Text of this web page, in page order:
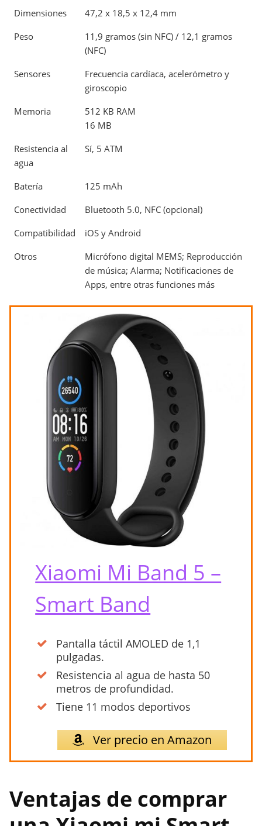
Dimensiones
47,2 x 18,5 x 12,4 mm
Peso
11,9 gramos (sin NFC) / 12,1 gramos
(NFC)
Sensores
Frecuencia cardíaca, acelerómetro y
giroscopio
Memoria
512 KB RAM
16 MB
Resistencia al
agua
Sí, 5 ATM
Batería
125 mAh
Conectividad
Bluetooth 5.0, NFC (opcional)
Compatibilidad
iOS y Android
Otros
Micrófono digital MEMS; Reproducción
de música; Alarma; Notificaciones de
Apps, entre otras funciones más
Xiaomi Mi Band 5 –
Smart Band
Pantalla táctil AMOLED de 1,1
pulgadas.
Resistencia al agua de hasta 50
metros de profundidad.
Tiene 11 modos deportivos
Ver precio en Amazon
Ventajas de comprar